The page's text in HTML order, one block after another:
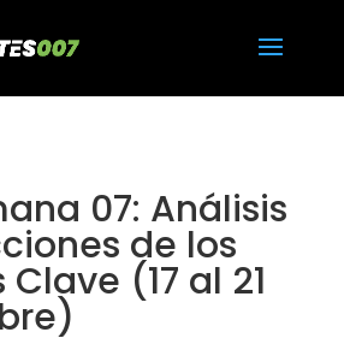
07: Análisis
de los
(17 al 21